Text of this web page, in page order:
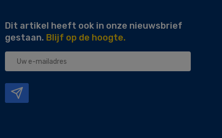
Dit artikel heeft ook in onze nieuwsbrief
gestaan. Blijf op de hoogte.
Uw